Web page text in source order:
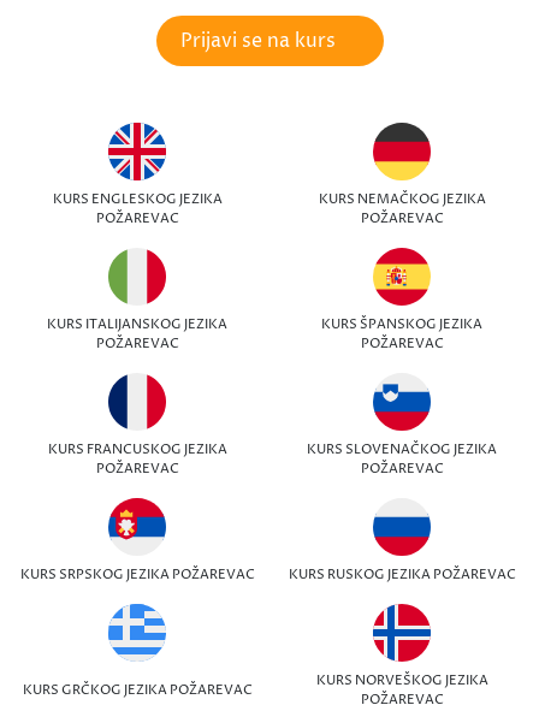
Prijavi se na kurs
KURS ENGLESKOG JEZIKA
POŽAREVAC
KURS NEMAČKOG JEZIKA
POŽAREVAC
KURS ITALIJANSKOG JEZIKA
POŽAREVAC
KURS ŠPANSKOG JEZIKA
POŽAREVAC
KURS FRANCUSKOG JEZIKA
POŽAREVAC
KURS SLOVENAČKOG JEZIKA
POŽAREVAC
KURS SRPSKOG JEZIKA POŽAREVAC KURS RUSKOG JEZIKA POŽAREVAC
KURS GRČKOG JEZIKA POŽAREVAC
KURS NORVEŠKOG JEZIKA
POŽAREVAC